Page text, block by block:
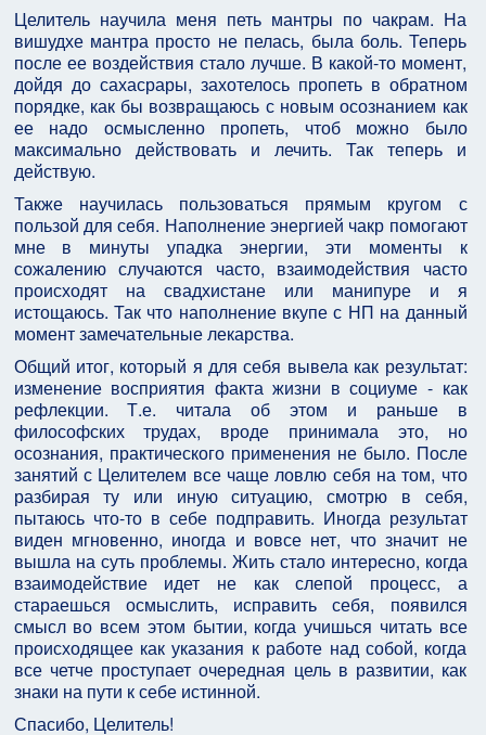
Целитель научила меня петь мантры по чакрам. На
вишудхе мантра просто не пелась, была боль. Теперь
после ее воздействия стало лучше. В какой-то момент,
дойдя до сахасрары, захотелось пропеть в обратном
порядке, как бы возвращаюсь с новым осознанием как
ее надо осмысленно пропеть, чтоб можно было
максимально действовать и лечить. Так теперь и
действую.
Также научилась пользоваться прямым кругом с
пользой для себя. Наполнение энергией чакр помогают
мне в минуты упадка энергии, эти моменты к
сожалению случаются часто, взаимодействия часто
происходят на свадхистане или манипуре и я
истощаюсь. Так что наполнение вкупе с НП на данный
момент замечательные лекарства.
Общий итог, который я для себя вывела как результат:
изменение восприятия факта жизни в социуме - как
рефлекции. Т.е. читала об этом и раньше в
философских трудах, вроде принимала это, но
осознания, практического применения не было. После
занятий с Целителем все чаще ловлю себя на том, что
разбирая ту или иную ситуацию, смотрю в себя,
пытаюсь что-то в себе подправить. Иногда результат
виден мгновенно, иногда и вовсе нет, что значит не
вышла на суть проблемы. Жить стало интересно, когда
взаимодействие идет не как слепой процесс, а
стараешься осмыслить, исправить себя, появился
смысл во всем этом бытии, когда учишься читать все
происходящее как указания к работе над собой, когда
все четче проступает очередная цель в развитии, как
знаки на пути к себе истинной.
Спасибо, Целитель!